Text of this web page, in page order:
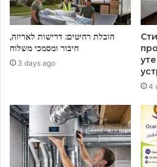
הובלת רהיטים: דרישות לאריזה,
חיבור ומסמכי משלוח
3 days ago
4